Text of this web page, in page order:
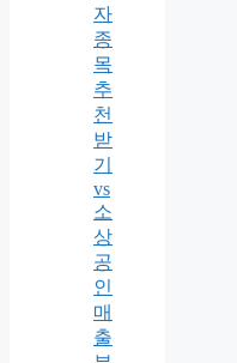
자
종
목
추
천
받
기
vs
소
상
공
인
매
출